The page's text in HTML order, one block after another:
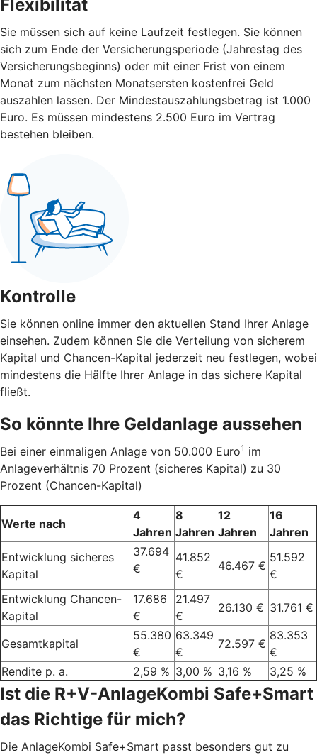
Flexibilität
Sie müssen sich auf keine Laufzeit festlegen. Sie können
sich zum Ende der Versicherungsperiode (Jahrestag des
Versicherungsbeginns) oder mit einer Frist von einem
Monat zum nächsten Monatsersten kostenfrei Geld
auszahlen lassen. Der Mindestauszahlungsbetrag ist 1.000
Euro. Es müssen mindestens 2.500 Euro im Vertrag
bestehen bleiben.
Kontrolle
Sie können online immer den aktuellen Stand Ihrer Anlage
einsehen. Zudem können Sie die Verteilung von sicherem
Kapital und Chancen-Kapital jederzeit neu festlegen, wobei
mindestens die Hälfte Ihrer Anlage in das sichere Kapital
fließt.
So könnte Ihre Geldanlage aussehen
Bei einer einmaligen Anlage von 50.000 Euro1 im
Anlageverhältnis 70 Prozent (sicheres Kapital) zu 30
Prozent (Chancen-Kapital)
Werte nach
4
Jahren
8
Jahren
12
Jahren
16
Jahren
Entwicklung sicheres
Kapital
37.694
€
41.852
€
46.467 €
51.592
€
Entwicklung Chancen-
Kapital
17.686
€
21.497
€
26.130 € 31.761 €
Gesamtkapital
55.380
€
63.349
€
72.597 €
83.353
€
Rendite p. a.
2,59 % 3,00 % 3,16 % 3,25 %
Ist die R+V-AnlageKombi Safe+Smart
das Richtige für mich?
Die AnlageKombi Safe+Smart passt besonders gut zu